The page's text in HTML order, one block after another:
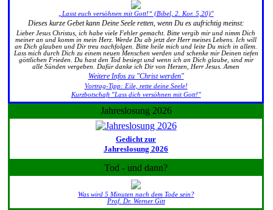
„Lasst euch versöhnen mit Gott!“ (Bibel, 2. Kor. 5,20)"
Dieses kurze Gebet kann Deine Seele retten, wenn Du es aufrichtig meinst:
Lieber Jesus Christus, ich habe viele Fehler gemacht. Bitte vergib mir und nimm Dich
meiner an und komm in mein Herz. Werde Du ab jetzt der Herr meines Lebens. Ich will
an Dich glauben und Dir treu nachfolgen. Bitte heile mich und leite Du mich in allem.
Lass mich durch Dich zu einem neuen Menschen werden und schenke mir Deinen tiefen
göttlichen Frieden. Du hast den Tod besiegt und wenn ich an Dich glaube, sind mir
alle Sünden vergeben. Dafür danke ich Dir von Herzen, Herr Jesus. Amen
Weitere Infos zu "Christ werden"
Vortrag-Tipp: Eile, rette deine Seele!
Kurzbotschaft "Lass dich versöhnen mit Gott!"
Jahreslosung 2026
Gedicht zur
Jahreslosung 2026
Tod - und dann?
Was wird 5 Minuten nach dem Tode sein?
Prof. Dr. Werner Gitt